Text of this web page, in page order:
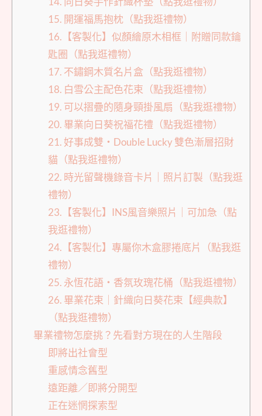
15. 開運福馬抱枕（點我逛禮物）
16.【客製化】似顏繪原木相框｜附贈同款鑰
匙圈（點我逛禮物）
17. 不鏽鋼木質名片盒（點我逛禮物）
18. 白雪公主配色花束（點我逛禮物）
19. 可以摺疊的隨身頸掛風扇（點我逛禮物）
20. 畢業向日葵祝福花禮（點我逛禮物）
21. 好事成雙・Double Lucky 雙色漸層招財
貓（點我逛禮物）
22. 時光留聲機錄音卡片｜照片訂製（點我逛
禮物）
23.【客製化】INS風音樂照片｜可加急（點
我逛禮物）
24.【客製化】專屬你木盒膠捲底片（點我逛
禮物）
25. 永恆花語・香氛玫瑰花桶（點我逛禮物）
26. 畢業花束｜針織向日葵花束【經典款】
（點我逛禮物）
畢業禮物怎麼挑？先看對方現在的人生階段
即將出社會型
重感情念舊型
遠距離／即將分開型
正在迷惘探索型